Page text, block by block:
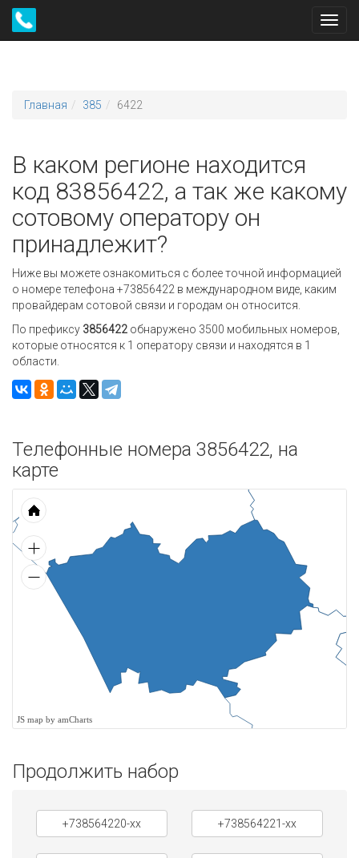
Главная 385 6422
В каком регионе находится
код 83856422, а так же какому
сотовому оператору он
принадлежит?
Ниже вы можете ознакомиться с более точной информацией
о номере телефона +73856422 в международном виде, каким
провайдерам сотовой связи и городам он относится.
По префиксу 3856422 обнаружено 3500 мобильных номеров,
которые относятся к 1 оператору связи и находятся в 1
области.
Телефонные номера 3856422, на
карте
JS map by amCharts
Продолжить набор
+738564220-xx +738564221-xx